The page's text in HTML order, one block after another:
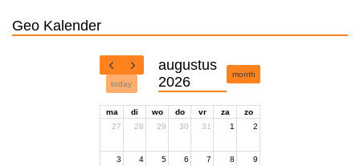
Geo Kalender
today
augustus
2026
month
ma di wo do vr za
zo
27
28 29 30 31 1 2
3 4 5 6 7 8 9